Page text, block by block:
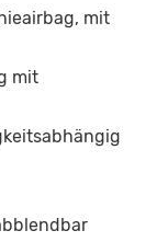
mit
mit